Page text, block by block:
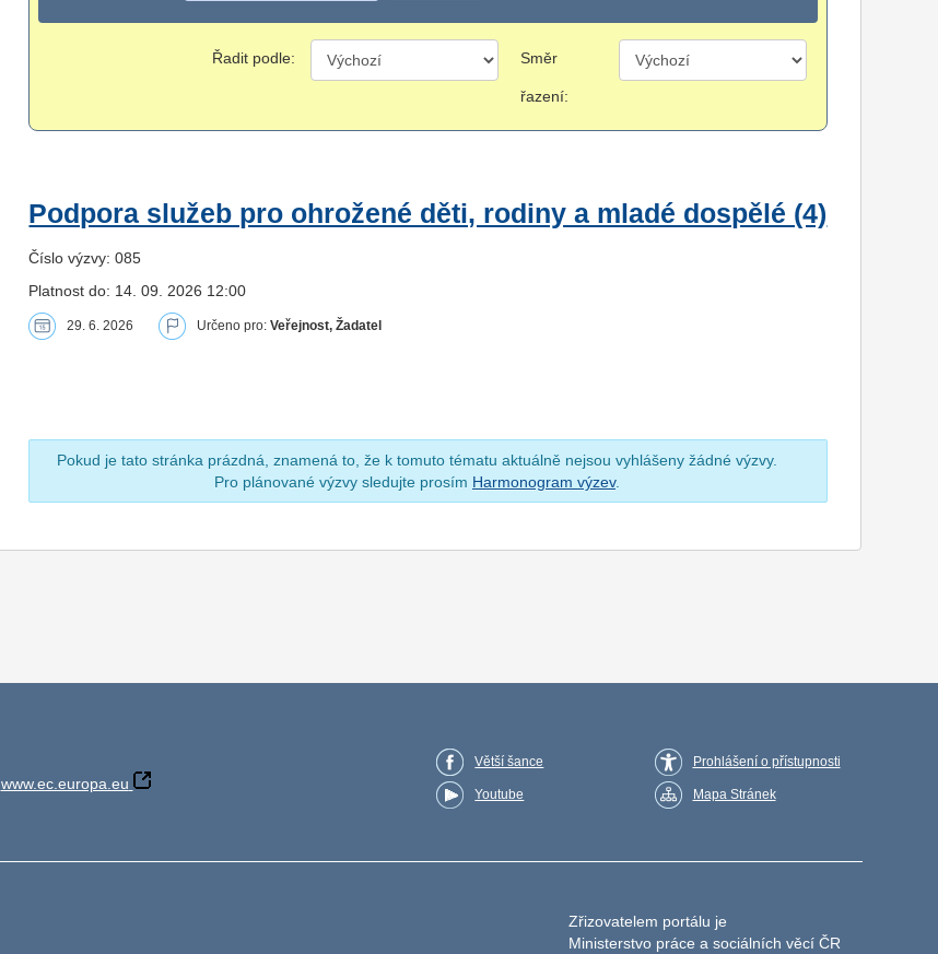
Řadit podle: Směr
řazení:
Podpora služeb pro ohrožené děti, rodiny a mladé dospělé (4)
Číslo výzvy: 085
Platnost do: 14. 09. 2026 12:00
29. 6. 2026 Určeno pro:Veřejnost, Žadatel
Pokud je tato stránka prázdná, znamená to, že k tomuto tématu aktuálně nejsou vyhlášeny žádné výzvy.
Pro plánované výzvy sledujte prosím Harmonogram výzev.
www.ec.europa.eu
Větší šance
Youtube
Prohlášení o přístupnosti
Mapa Stránek
Zřizovatelem portálu je
Ministerstvo práce a sociálních věcí ČR